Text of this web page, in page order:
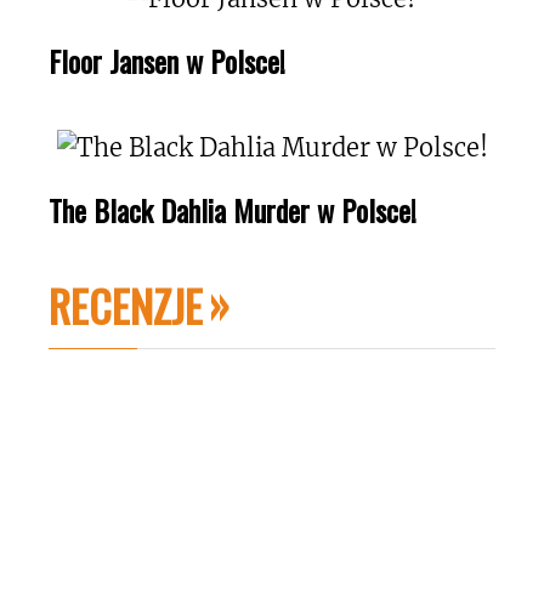
Floor Jansen w Polsce!
The Black Dahlia Murder w Polsce!
RECENZJE